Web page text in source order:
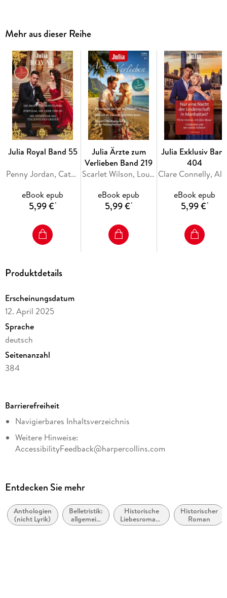
Mehr aus dieser Reihe
Julia Royal Band 55
Penny Jordan, Catherine George, Sara Craven
eBook epub
5,99 €*
Julia Ärzte zum
Verlieben Band 219
Scarlet Wilson, Louisa Heaton, Jc Harroway
eBook epub
5,99 €*
Julia Exklusiv
404
eBook epub
5,99 €*
Produktdetails
Erscheinungsdatum
12. April 2025
Sprache
deutsch
Seitenanzahl
384
Reihe
CORA Verlag
Autor/Autorin
Julia London
Ira Panic
CORA Verlag
Kopierschutz
Barrierefreiheit
Navigierbares Inhaltsverzeichnis
Weitere Hinweise:
AccessibilityFeedback@harpercollins.com
Entdecken Sie mehr
Anthologien
(nicht Lyrik)
Belletristik:
allgemein
und
Historische
Liebesromane
/ Romance
Historischer
Roman